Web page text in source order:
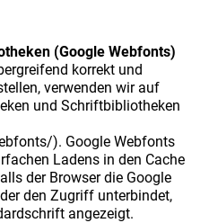
(Google Webfonts)
korrekt und
verwenden wir auf
und Schriftbibliotheken
). Google Webfonts
Ladens in den Cache
der Browser die Google
den Zugriff unterbindet,
angezeigt.